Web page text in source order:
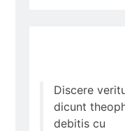
Discere
dicunt
debitis cu